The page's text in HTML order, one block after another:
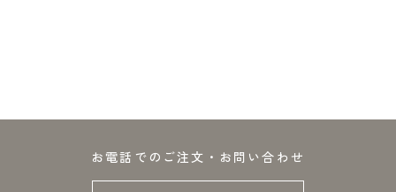
お電話でのご注文・お問い合わせ